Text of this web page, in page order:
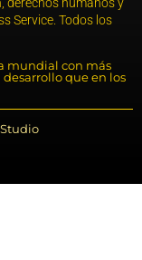
Service. Todos los
mundial con más
que en los